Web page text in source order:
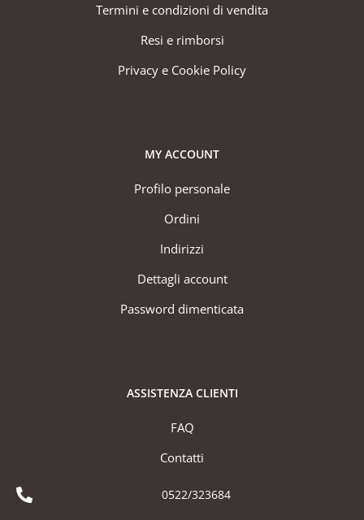
Termini e condizioni di vendita
Resi e rimborsi
Privacy e Cookie Policy
MY ACCOUNT
Profilo personale
Ordini
Indirizzi
Dettagli account
Password dimenticata
ASSISTENZA CLIENTI
FAQ
Contatti
0522/323684